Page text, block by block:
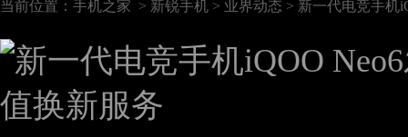
当前位置： 手机之家 > 新锐手机 > 业界动态 > 新一代电竞手机